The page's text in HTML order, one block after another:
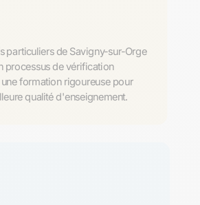
particuliers de Savigny-sur-Orge
processus de vérification
formation rigoureuse pour
qualité d'enseignement.